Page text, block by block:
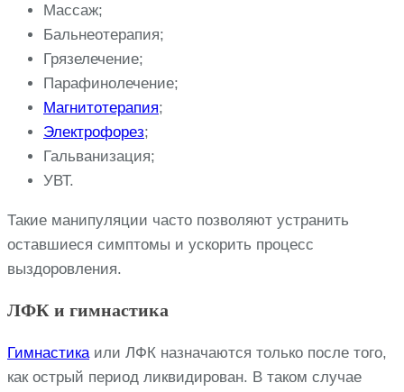
Массаж;
Бальнеотерапия;
Грязелечение;
Парафинолечение;
Магнитотерапия;
Электрофорез;
Гальванизация;
УВТ.
Такие манипуляции часто позволяют устранить
оставшиеся симптомы и ускорить процесс
выздоровления.
ЛФК и гимнастика
Гимнастикаили ЛФК назначаются только после того,
как острый период ликвидирован. В таком случае